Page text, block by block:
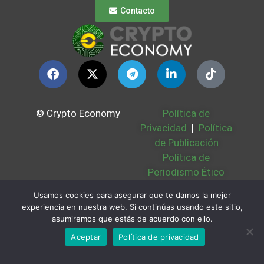
Contacto
© Crypto Economy
Política de
Privacidad | Política
de Publicación
Política de
Periodismo Ético
Bases Legales |
Partners | Sobre
Nosotros
Usamos cookies para asegurar que te damos la mejor
experiencia en nuestra web. Si continúas usando este sitio,
asumiremos que estás de acuerdo con ello.
Aceptar
Política de privacidad